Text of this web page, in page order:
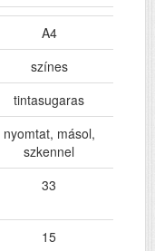
A4
színes
tintasugaras
nyomtat, másol,
szkennel
33
15